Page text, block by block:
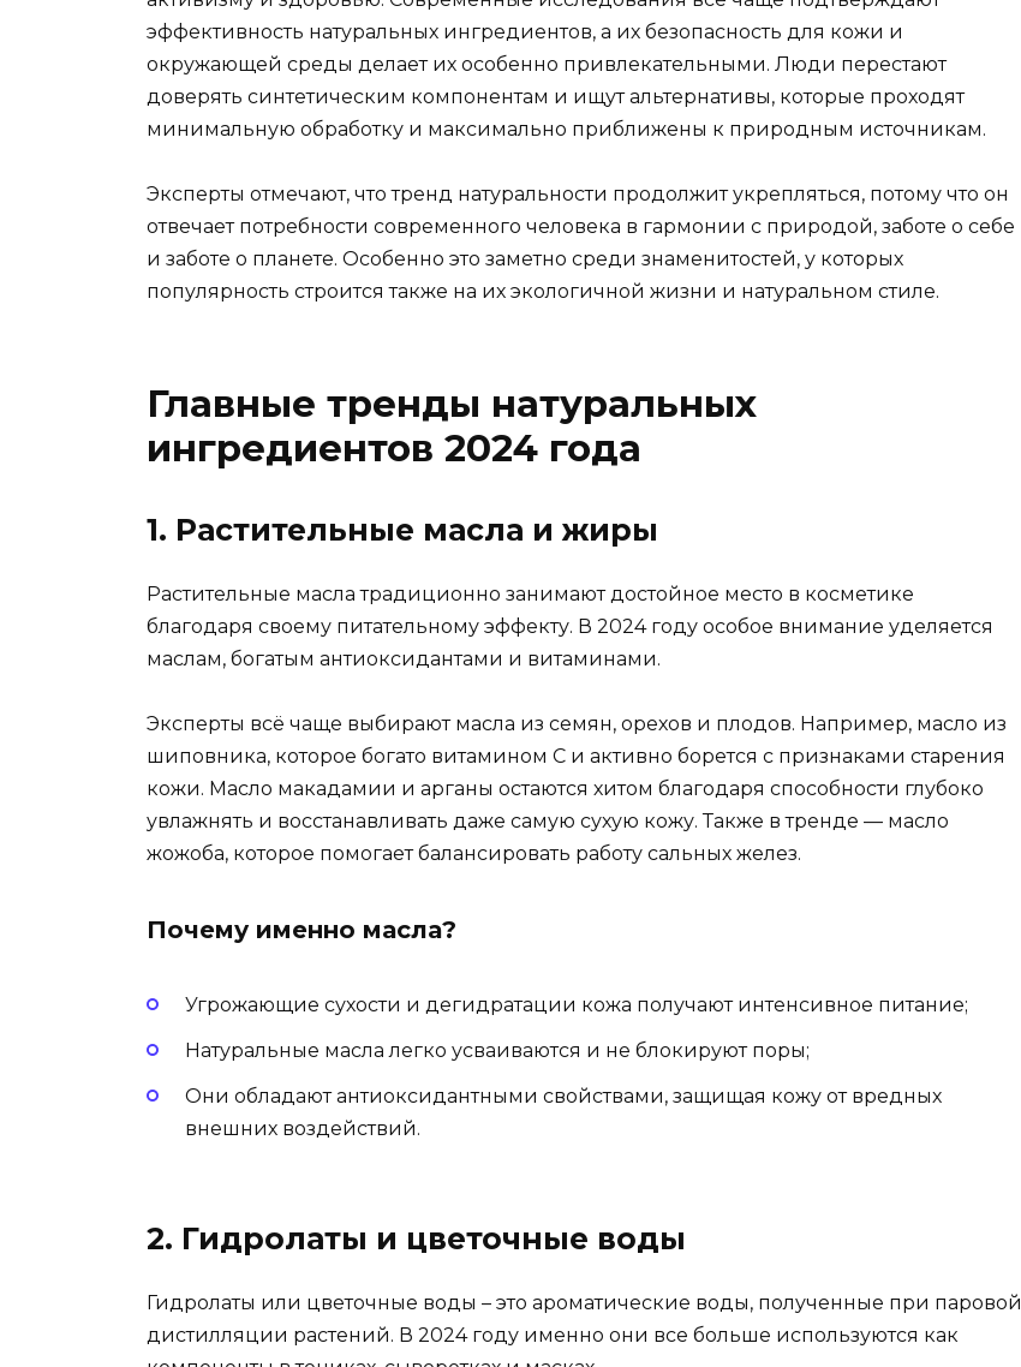
эффективность натуральных ингредиентов, а их безопасность для кожи и
окружающей среды делает их особенно привлекательными. Люди перестают
доверять синтетическим компонентам и ищут альтернативы, которые проходят
минимальную обработку и максимально приближены к природным источникам.
Эксперты отмечают, что тренд натуральности продолжит укрепляться, потому что он
отвечает потребности современного человека в гармонии с природой, заботе о себе
и заботе о планете. Особенно это заметно среди знаменитостей, у которых
популярность строится также на их экологичной жизни и натуральном стиле.
Главные тренды натуральных
ингредиентов 2024 года
1. Растительные масла и жиры
Растительные масла традиционно занимают достойное место в косметике
благодаря своему питательному эффекту. В 2024 году особое внимание уделяется
маслам, богатым антиоксидантами и витаминами.
Эксперты всё чаще выбирают масла из семян, орехов и плодов. Например, масло из
шиповника, которое богато витамином C и активно борется с признаками старения
кожи. Масло макадамии и арганы остаются хитом благодаря способности глубоко
увлажнять и восстанавливать даже самую сухую кожу. Также в тренде — масло
жожоба, которое помогает балансировать работу сальных желез.
Почему именно масла?
Угрожающие сухости и дегидратации кожа получают интенсивное питание;
Натуральные масла легко усваиваются и не блокируют поры;
Они обладают антиоксидантными свойствами, защищая кожу от вредных
внешних воздействий.
2. Гидролаты и цветочные воды
Гидролаты или цветочные воды – это ароматические воды, полученные при паровой
дистилляции растений. В 2024 году именно они все больше используются как